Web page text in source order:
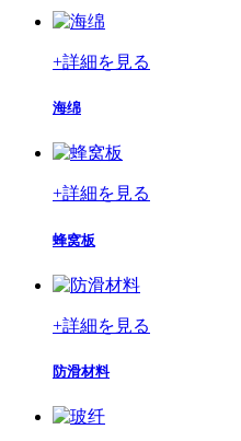
+詳細を見る
海绵
+詳細を見る
蜂窝板
+詳細を見る
防滑材料